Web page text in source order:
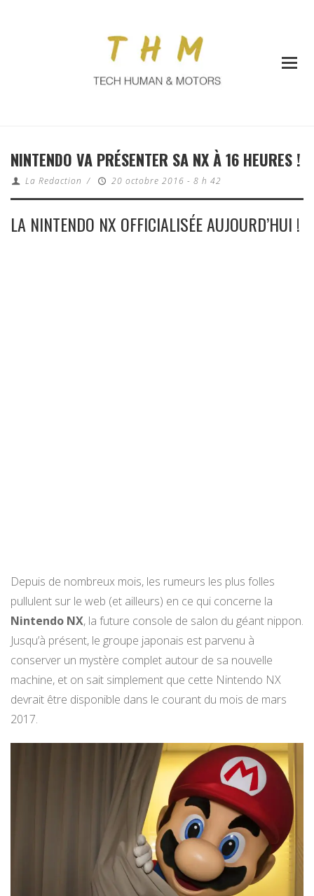
NINTENDO VA PRÉSENTER SA NX À 16 HEURES !
La Redaction / 20 octobre 2016 - 8 h 42
LA NINTENDO NX OFFICIALISÉE AUJOURD’HUI !
Depuis de nombreux mois, les rumeurs les plus folles
pullulent sur le web (et ailleurs) en ce qui concerne la
Nintendo NX, la future console de salon du géant nippon.
Jusqu’à présent, le groupe japonais est parvenu à
conserver un mystère complet autour de sa nouvelle
machine, et on sait simplement que cette Nintendo NX
devrait être disponible dans le courant du mois de mars
2017.